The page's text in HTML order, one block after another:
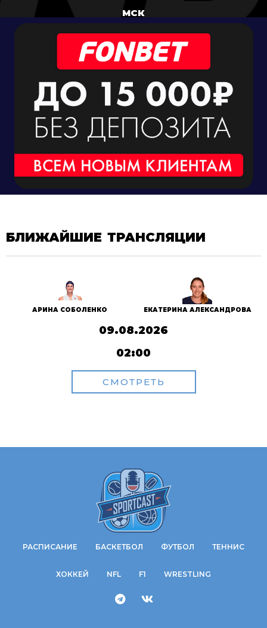
МСК
БЛИЖАЙШИЕ ТРАНСЛЯЦИИ
АРИНА СОБОЛЕНКО ЕКАТЕРИНА АЛЕКСАНДРОВА
09.08.2026
02:00
СМОТРЕТЬ
РАСПИСАНИЕ БАСКЕТБОЛ ФУТБОЛ ТЕННИС
ХОККЕЙ NFL F1 WRESTLING